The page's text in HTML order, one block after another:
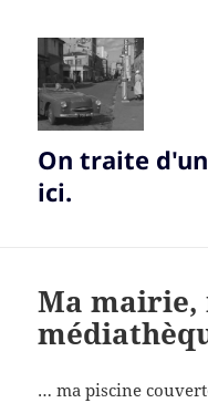
On traite
ici.
Ma mairie,
… ma piscine